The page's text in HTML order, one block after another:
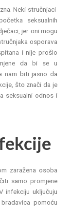
Neki stručnjaci
seksualnih
jer oni mogu
osporava
i nije prošlo
da bi se u
nam biti jasno da
što znači da je
seksualni odnos i
zaražena osoba
samo promjene
infekciju uključuju
pomoću